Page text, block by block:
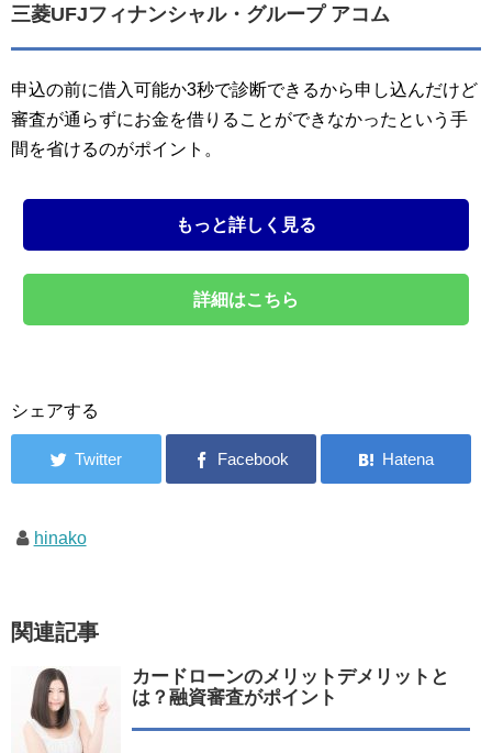
三菱UFJフィナンシャル・グループ アコム
申込の前に借入可能か3秒で診断できるから申し込んだけど
審査が通らずにお金を借りることができなかったという手
間を省けるのがポイント。
もっと詳しく見る
詳細はこちら
シェアする
hinako
関連記事
カードローンのメリットデメリットと
は？融資審査がポイント